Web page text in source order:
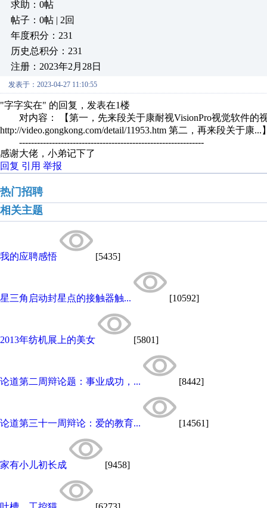
求助：0帖
帖子：0帖 | 2回
年度积分：231
历史总积分：231
注册：2023年2月28日
发表于：2023-04-27 11:10:55
"字字实在" 的回复，发表在1楼
对内容： 【第一，先来段关于康耐视VisionPro视觉软件的
http://video.gongkong.com/detail/11953.htm 第二，再来段关于康
--------------------------------------------------------------
感谢大佬，小弟记下了
回复 引用 举报
热门招聘
相关主题
我的应聘感悟 [5435]
星三角启动封星点的接触器触... [10592]
2013年纺机展上的美女 [5801]
论道第二周辩论题：事业成功，... [8442]
论道第三十一周辩论：爱的教育... [14561]
家有小儿初长成 [9458]